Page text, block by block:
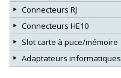
Connecteurs RJ
Connecteurs HE10
Slot carte à puce/mémoire
Adaptateurs informatiques